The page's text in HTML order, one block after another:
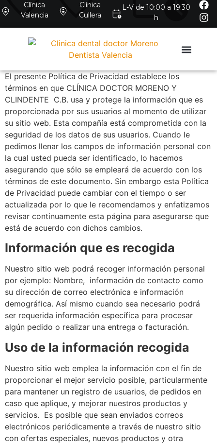
Clínica
Valencia
Clínica
Cullera
L-V de 10:00 a 19:30
h
El presente Política de Privacidad establece los
términos en que CLÍNICA DOCTOR MORENO Y
CLINDENTE C.B. usa y protege la información que es
proporcionada por sus usuarios al momento de utilizar
su sitio web. Esta compañía está comprometida con la
seguridad de los datos de sus usuarios. Cuando le
pedimos llenar los campos de información personal con
la cual usted pueda ser identificado, lo hacemos
asegurando que sólo se empleará de acuerdo con los
términos de este documento. Sin embargo esta Política
de Privacidad puede cambiar con el tiempo o ser
actualizada por lo que le recomendamos y enfatizamos
revisar continuamente esta página para asegurarse que
está de acuerdo con dichos cambios.
Información que es recogida
Nuestro sitio web podrá recoger información personal
por ejemplo: Nombre, información de contacto como
su dirección de correo electrónica e información
demográfica. Así mismo cuando sea necesario podrá
ser requerida información específica para procesar
algún pedido o realizar una entrega o facturación.
Uso de la información recogida
Nuestro sitio web emplea la información con el fin de
proporcionar el mejor servicio posible, particularmente
para mantener un registro de usuarios, de pedidos en
caso que aplique, y mejorar nuestros productos y
servicios. Es posible que sean enviados correos
electrónicos periódicamente a través de nuestro sitio
con ofertas especiales, nuevos productos y otra